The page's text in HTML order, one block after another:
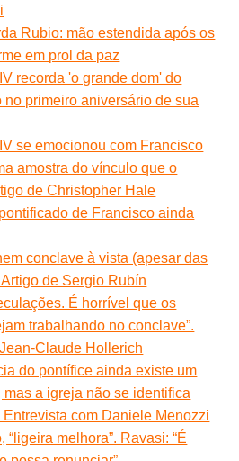
Rubio: mão estendida após os
em prol da paz
recorda 'o grande dom' do
no primeiro aniversário de sua
se emocionou com Francisco
amostra do vínculo que o
de Christopher Hale
de Francisco ainda
conclave à vista (apesar das
de Sergio Rubín
É horrível que os
trabalhando no conclave”.
Claude Hollerich
do pontífice ainda existe um
a igreja não se identifica
Entrevista com Daniele Menozzi
“ligeira melhora”. Ravasi: “É